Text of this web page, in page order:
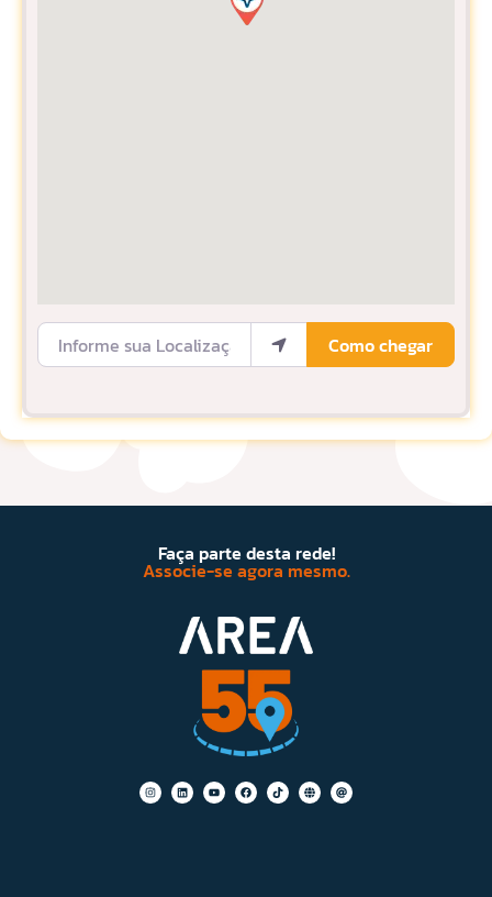
Informe sua Localização
Como chegar
Faça parte desta rede!
Associe-se agora mesmo.